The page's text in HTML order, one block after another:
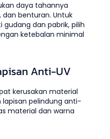
daya tahannya
benturan. Untuk
dan pabrik, pilih
ketebalan minimal
Anti-UV
kerusakan material
lapisan pelindung anti-
material dan warna